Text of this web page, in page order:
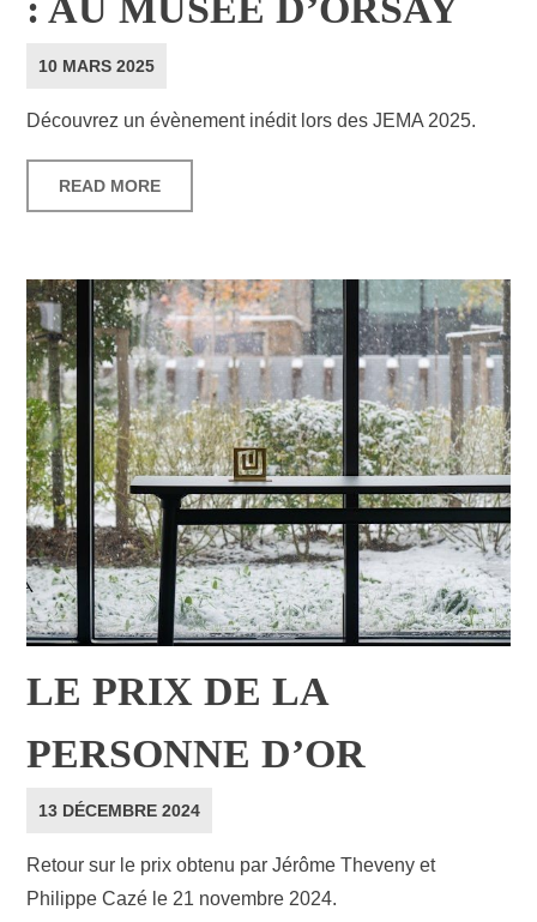
: AU MUSÉE D’ORSAY
10 MARS 2025
Découvrez un évènement inédit lors des JEMA 2025.
READ MORE
LE PRIX DE LA
PERSONNE D’OR
13 DÉCEMBRE 2024
Retour sur le prix obtenu par Jérôme Theveny et
Philippe Cazé le 21 novembre 2024.